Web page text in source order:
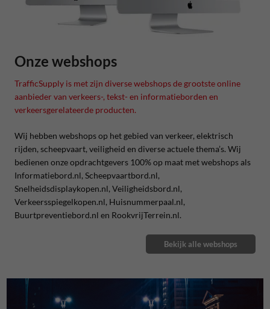
Onze webshops
TrafficSupply is met zijn diverse webshops de grootste online
aanbieder van verkeers-, tekst- en informatieborden en
verkeersgerelateerde producten.
Wij hebben webshops op het gebied van verkeer, elektrisch
rijden, scheepvaart, veiligheid en diverse actuele thema’s. Wij
bedienen onze opdrachtgevers 100% op maat met webshops als
Informatiebord.nl, Scheepvaartbord.nl,
Snelheidsdisplaykopen.nl, Veiligheidsbord.nl,
Verkeersspiegelkopen.nl, Huisnummerpaal.nl,
Buurtpreventiebord.nl en RookvrijTerrein.nl.
Bekijk alle webshops